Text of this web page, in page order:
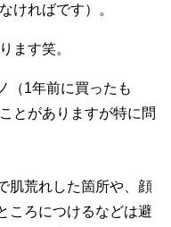
ければです）。
ます笑。
（1年前に買ったも
とがありますが特に問
肌荒れした箇所や、顔
ころにつけるなどは避